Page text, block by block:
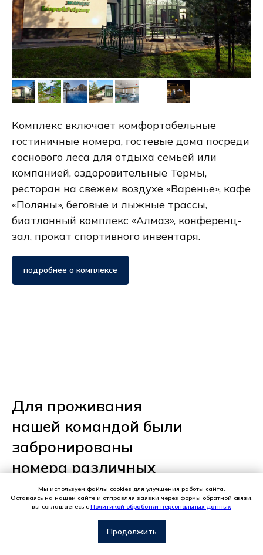
Комплекс включает комфортабельные
гостиничные номера, гостевые дома посреди
соснового леса для отдыха семьёй или
компанией, оздоровительные Термы,
ресторан на свежем воздухе «Варенье», кафе
«Поляны», беговые и лыжные трассы,
биатлонный комплекс «Алмаз», конференц-
зал, прокат спортивного инвентаря.
подробнее о комплексе
Для проживания
нашей командой были
забронированы
номера различных
категорий.
Мы используем файлы cookies для улучшения работы сайта.
Оставаясь на нашем сайте и отправляя заявки через формы обратной связи,
вы соглашаетесь с Политикой обработки персональных данных
Продолжить
Связаться с нами